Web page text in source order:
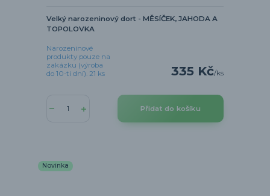
Velký narozeninový dort - MĚSÍČEK, JAHODA A
TOPOLOVKA
335 Kč/ks
Narozeninové
produkty pouze na
zakázku (výroba
do 10-ti dní). 21 ks
Přidat do košíku
Novinka